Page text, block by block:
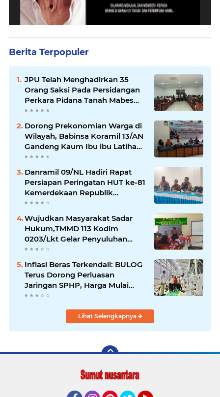
Berita Terpopuler
JPU Telah Menghadirkan 35
Orang Saksi Pada Persidangan
Perkara Pidana Tanah Mabes
TNI di Jatikarya
Dorong Prekonomian Warga di
Wilayah, Babinsa Koramil 13/AN
Gandeng Kaum Ibu ibu Latihan
Jahit Menjahit
Danramil 09/NL Hadiri Rapat
Persiapan Peringatan HUT ke-81
Kemerdekaan Republik
Indonesia
Wujudkan Masyarakat Sadar
Hukum,TMMD 113 Kodim
0203/Lkt Gelar Penyuluhan
Hukum & Kamtibmas
Inflasi Beras Terkendali: BULOG
Terus Dorong Perluasan
Jaringan SPHP, Harga Mulai
Turun di Ratusan Daerah
Lihat Selengkapnya